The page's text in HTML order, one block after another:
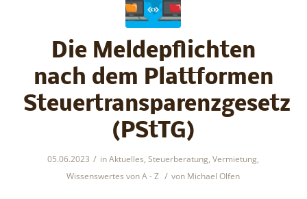
Die Meldepflichten
nach dem Plattformen
Steuertransparenzgesetz
(PStTG)
05.06.2023 / inAktuelles,Steuerberatung,Vermietung,
Wissenswertes von A - Z / von Michael Olfen